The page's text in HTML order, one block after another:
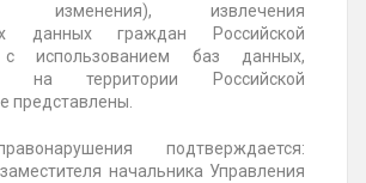
изменения), извлечения
данных граждан Российской
использованием баз данных,
на территории Российской
представлены.
подтверждается:
начальника Управления